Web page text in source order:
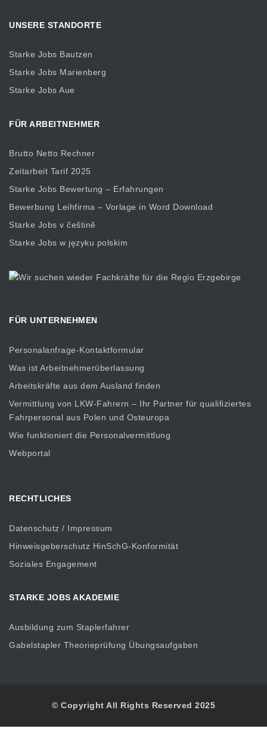
UNSERE STANDORTE
Starke Jobs Bautzen
Starke Jobs Marienberg
Starke Jobs Aue
FÜR ARBEITNEHMER
Brutto Netto Rechner
Zeitarbeit Tarif 2025
Starke Jobs Bewertung – Erfahrungen
Bewerbung Leihfirma – Vorlage in Word Download
Starke Jobs v češtině
Starke Jobs w języku polskim
FÜR UNTERNEHMEN
Personalanfrage-Kontaktformular
Was ist Arbeitnehmerüberlassung
Arbeitskräfte aus dem Ausland finden
Vermittlung von LKW-Fahrern – Ihr Partner für qualifiziertes
Fahrpersonal aus Polen und Osteuropa
Wie funktioniert die Personalvermittlung
Webportal
RECHTLICHES
Datenschutz / Impressum
Hinweisgeberschutz HinSchG-Konformität
Soziales Engagement
STARKE JOBS AKADEMIE
Ausbildung zum Staplerfahrer
Gabelstapler Theorieprüfung Übungsaufgaben
© Copyright All Rights Reserved 2025